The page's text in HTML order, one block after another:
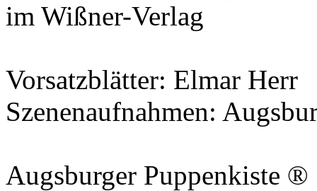
im Wißner-Verlag
Vorsatzblätter: Elmar Herr
Szenenaufnahmen:
Augsburger Puppenkiste ®